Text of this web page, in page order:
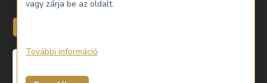
vagy zárja be az oldalt.
További információ